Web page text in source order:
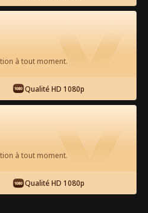
à Mon
Tous les épisodes
à tout moment.
Qualité HD 1080p
à tout moment.
Qualité HD 1080p